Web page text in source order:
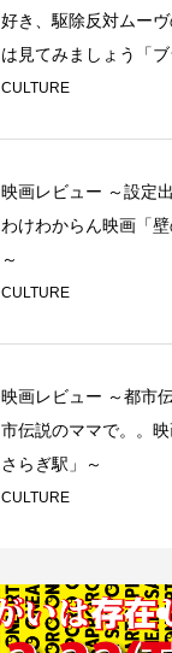
好き、駆除反対ムーヴ
は見てみましょう「
CULTURE
映画レビュー ～設定
わけわからん映画「壁
～
CULTURE
映画レビュー ～都市
市伝説のママで。。映
さらぎ駅」～
CULTURE